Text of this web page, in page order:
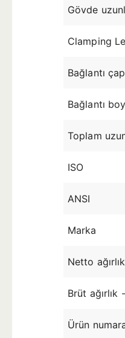
Gövde
Clamping
Bağlantı
Bağlantı
Toplam
ISO
ANSI
Marka
Netto
Brüt ağırlık
Ürün